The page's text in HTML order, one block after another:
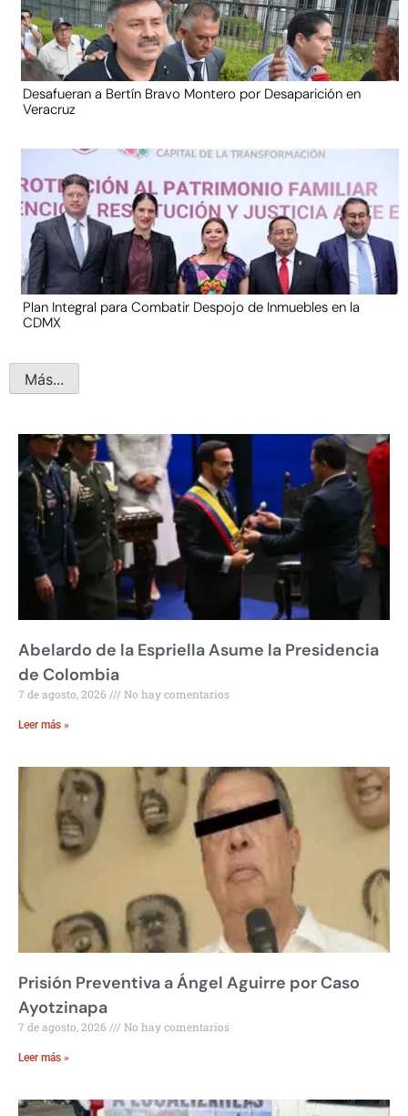
Desafueran a Bertín Bravo Montero por Desaparición en
Veracruz
Plan Integral para Combatir Despojo de Inmuebles en la
CDMX
Más...
Abelardo de la Espriella Asume la Presidencia
de Colombia
7 de agosto, 2026 No hay comentarios
Leer más »
Prisión Preventiva a Ángel Aguirre por Caso
Ayotzinapa
7 de agosto, 2026 No hay comentarios
Leer más »